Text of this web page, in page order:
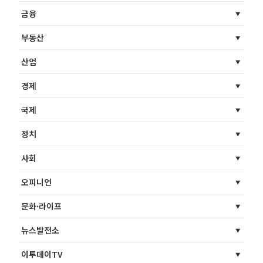
금융
부동산
산업
경제
국제
정치
사회
오피니언
문화·라이프
뉴스발전소
이투데이TV